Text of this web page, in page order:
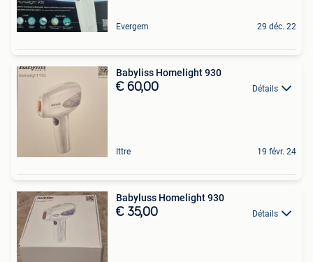
Evergem 29 déc. 22
Babyliss Homelight 930
€ 60,00 Détails
Ittre 19 févr. 24
Babyluss Homelight 930
€ 35,00 Détails